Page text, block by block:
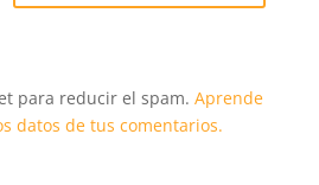
para reducir el spam. Aprende
datos de tus comentarios.